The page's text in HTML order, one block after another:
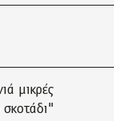
μικρές
σκοτάδι"